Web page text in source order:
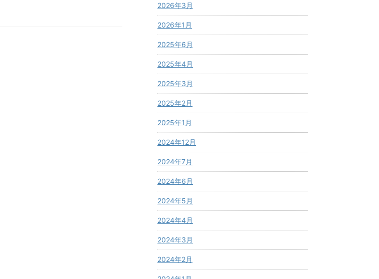
2026年3月
2026年1月
2025年6月
2025年4月
2025年3月
2025年2月
2025年1月
2024年12月
2024年7月
2024年6月
2024年5月
2024年4月
2024年3月
2024年2月